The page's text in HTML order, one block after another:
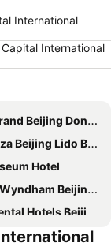
International
International
Dongcheng Hotel
Beijing Lido By Ihg
Hotel
Beijing Airport
Beijing Sanlitun By Ihg
Sun Palace by IHG